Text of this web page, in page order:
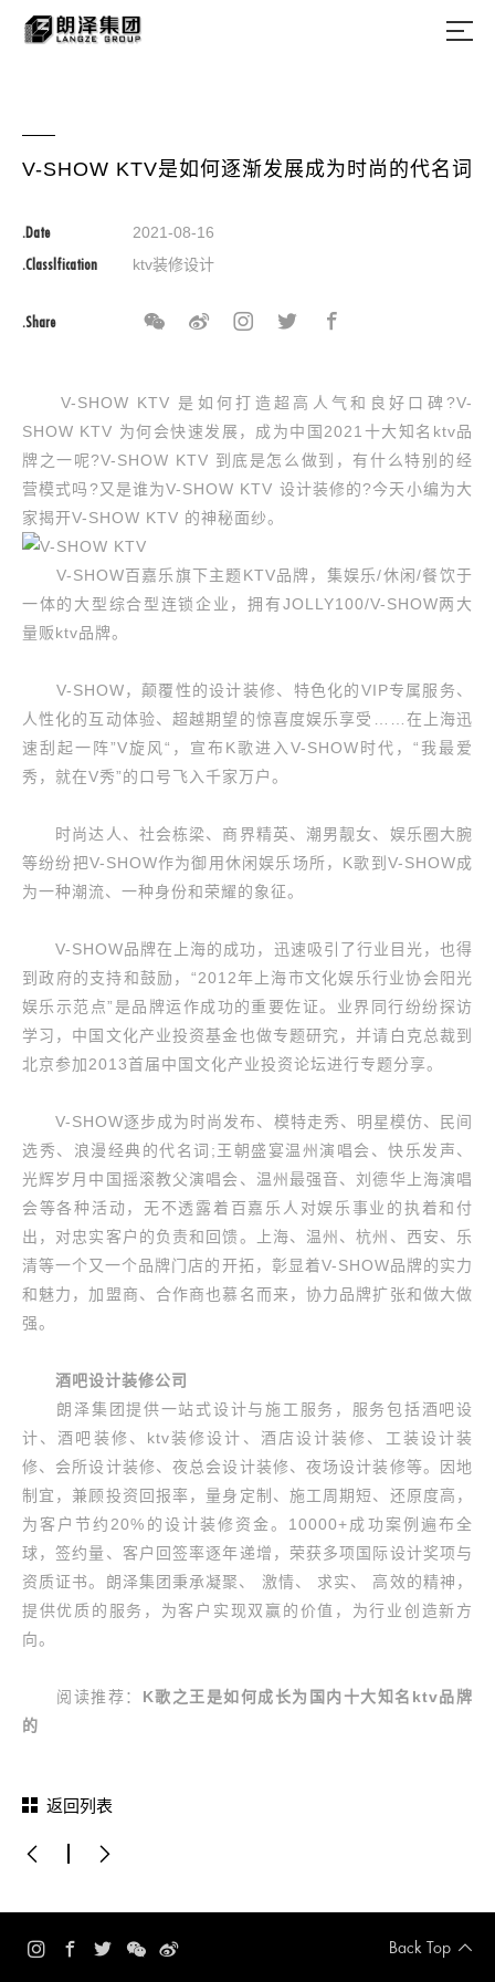
V-SHOW KTV是如何逐渐发展成为时尚的代名词
.Date 2021-08-16
.Classlfication ktv装修设计
.Share
V-SHOW KTV 是如何打造超高人气和良好口碑?V-
SHOW KTV 为何会快速发展，成为中国2021十大知名ktv品
牌之一呢?V-SHOW KTV 到底是怎么做到，有什么特别的经
营模式吗?又是谁为V-SHOW KTV 设计装修的?今天小编为大
家揭开V-SHOW KTV 的神秘面纱。
V-SHOW百嘉乐旗下主题KTV品牌，集娱乐/休闲/餐饮于
一体的大型综合型连锁企业，拥有JOLLY100/V-SHOW两大
量贩ktv品牌。
V-SHOW，颠覆性的设计装修、特色化的VIP专属服务、
人性化的互动体验、超越期望的惊喜度娱乐享受……在上海迅
速刮起一阵”V旋风“，宣布K歌进入V-SHOW时代，“我最爱
秀，就在V秀”的口号飞入千家万户。
时尚达人、社会栋梁、商界精英、潮男靓女、娱乐圈大腕
等纷纷把V-SHOW作为御用休闲娱乐场所，K歌到V-SHOW成
为一种潮流、一种身份和荣耀的象征。
V-SHOW品牌在上海的成功，迅速吸引了行业目光，也得
到政府的支持和鼓励，“2012年上海市文化娱乐行业协会阳光
娱乐示范点”是品牌运作成功的重要佐证。业界同行纷纷探访
学习，中国文化产业投资基金也做专题研究，并请白克总裁到
北京参加2013首届中国文化产业投资论坛进行专题分享。
V-SHOW逐步成为时尚发布、模特走秀、明星模仿、民间
选秀、浪漫经典的代名词;王朝盛宴温州演唱会、快乐发声、
光辉岁月中国摇滚教父演唱会、温州最强音、刘德华上海演唱
会等各种活动，无不透露着百嘉乐人对娱乐事业的执着和付
出，对忠实客户的负责和回馈。上海、温州、杭州、西安、乐
清等一个又一个品牌门店的开拓，彰显着V-SHOW品牌的实力
和魅力，加盟商、合作商也慕名而来，协力品牌扩张和做大做
强。
酒吧设计装修公司
朗泽集团提供一站式设计与施工服务，服务包括酒吧设
计、酒吧装修、ktv装修设计、酒店设计装修、工装设计装
修、会所设计装修、夜总会设计装修、夜场设计装修等。因地
制宜，兼顾投资回报率，量身定制、施工周期短、还原度高，
为客户节约20%的设计装修资金。10000+成功案例遍布全
球，签约量、客户回签率逐年递增，荣获多项国际设计奖项与
资质证书。朗泽集团秉承凝聚、 激情、 求实、 高效的精神，
提供优质的服务，为客户实现双赢的价值，为行业创造新方
向。
阅读推荐： K歌之王是如何成长为国内十大知名ktv品牌
的
返回列表
Back Top